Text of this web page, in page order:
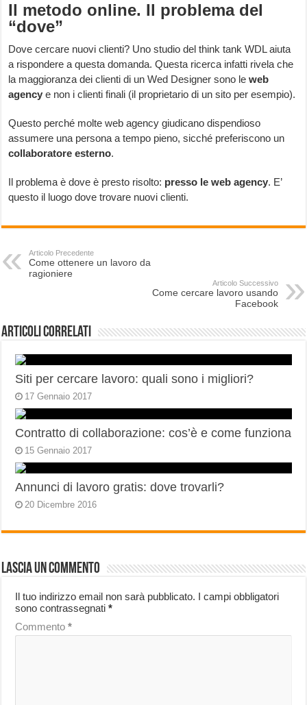
Il metodo online. Il problema del
“dove”
Dove cercare nuovi clienti? Uno studio del think tank WDL aiuta
a rispondere a questa domanda. Questa ricerca infatti rivela che
la maggioranza dei clienti di un Wed Designer sono le web
agency e non i clienti finali (il proprietario di un sito per esempio).
Questo perché molte web agency giudicano dispendioso
assumere una persona a tempo pieno, sicché preferiscono un
collaboratore esterno.
Il problema è dove è presto risolto: presso le web agency. E’
questo il luogo dove trovare nuovi clienti.
Articolo Precedente
Come ottenere un lavoro da
ragioniere
Articolo Successivo
Come cercare lavoro usando
Facebook
Articoli correlati
Siti per cercare lavoro: quali sono i migliori?
17 Gennaio 2017
Contratto di collaborazione: cos’è e come funziona
15 Gennaio 2017
Annunci di lavoro gratis: dove trovarli?
20 Dicembre 2016
Lascia un commento
Il tuo indirizzo email non sarà pubblicato. I campi obbligatori
sono contrassegnati*
Commento*